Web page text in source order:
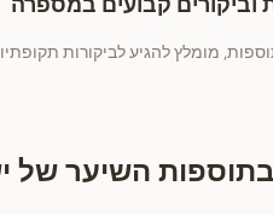
מומלץ להגיע לביקורות
השיער של